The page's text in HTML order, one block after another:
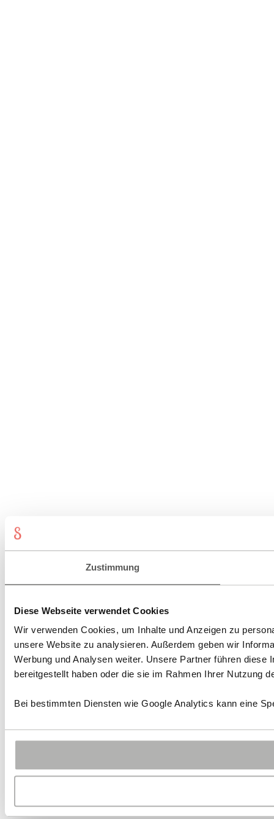
Zustimmung
Diese Webseite verwendet Cookies
Wir verwenden Cookies, um Inhalte und Anzeigen zu
unsere Website zu analysieren. Außerdem geben wir
Werbung und Analysen weiter. Unsere Partner führen
bereitgestellt haben oder die sie im Rahmen Ihrer Nutzung
Bei bestimmten Diensten wie Google Analytics kann eine